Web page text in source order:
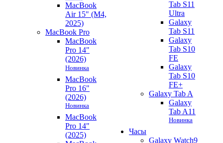
MacBook
Air 15" (M4,
2025)
MacBook Pro
MacBook
Pro 14"
(2026)
Новинка
MacBook
Pro 16"
(2026)
Новинка
MacBook
Pro 14"
(2025)
Tab S11
Ultra
Galaxy
Tab S11
Galaxy
Tab S10
FE
Galaxy
Tab S10
FE+
Galaxy Tab A
Galaxy
Tab A11
Новинка
Часы
Galaxy Watch9